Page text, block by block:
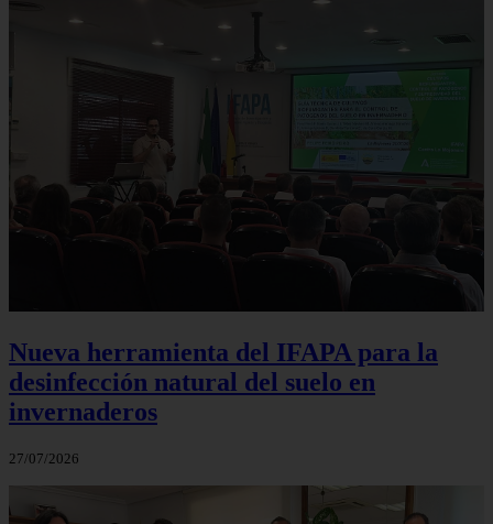
Nueva herramienta del IFAPA para la
desinfección natural del suelo en
invernaderos
27/07/2026